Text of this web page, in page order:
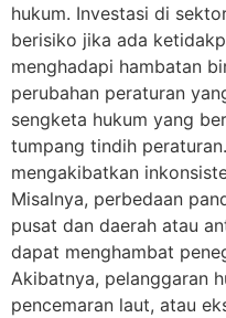
hukum. Investasi di
berisiko jika ada
menghadapi hambatan
perubahan peraturan
sengketa hukum yang
tumpang tindih
mengakibatkan
Misalnya, perbedaan
pusat dan daerah atau
dapat menghambat
Akibatnya, pelanggaran
pencemaran laut, atau